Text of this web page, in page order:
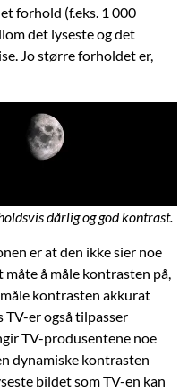
forhold (f.eks. 1 000
det lyseste og det
Jo større forholdet er,
dårlig og god kontrast.
er at den ikke sier noe
å måle kontrasten på,
kontrasten akkurat
TV-er også tilpasser
TV-produsentene noe
dynamiske kontrasten
bildet som TV-en kan